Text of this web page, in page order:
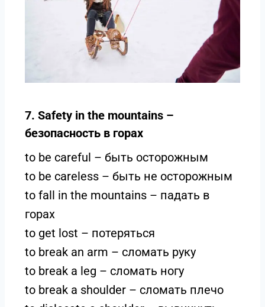
7. Safety in the mountains –
безопасность в горах
to be careful – быть осторожным
to be careless – быть не осторожным
to fall in the mountains – падать в
горах
to get lost – потеряться
to break an arm – сломать руку
to break a leg – сломать ногу
to break a shoulder – сломать плечо